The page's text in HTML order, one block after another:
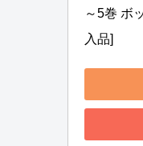
～5巻 ボ
入品]